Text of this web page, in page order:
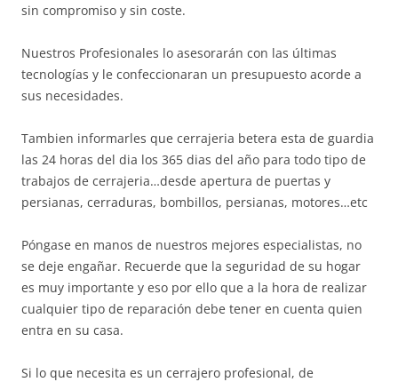
sin compromiso y sin coste.
Nuestros Profesionales lo asesorarán con las últimas
tecnologías y le confeccionaran un presupuesto acorde a
sus necesidades.
Tambien informarles que cerrajeria betera esta de guardia
las 24 horas del dia los 365 dias del año para todo tipo de
trabajos de cerrajeria…desde apertura de puertas y
persianas, cerraduras, bombillos, persianas, motores…etc
Póngase en manos de nuestros mejores especialistas, no
se deje engañar. Recuerde que la seguridad de su hogar
es muy importante y eso por ello que a la hora de realizar
cualquier tipo de reparación debe tener en cuenta quien
entra en su casa.
Si lo que necesita es un cerrajero profesional, de